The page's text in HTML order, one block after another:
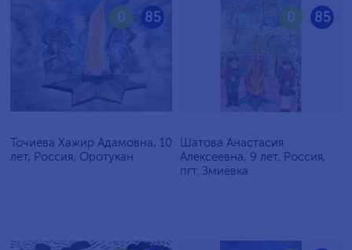
85
0
Точиева Хажир Адамовна, 10
лет, Россия, Оротукан
85
0
Шатова Анастасия
Алексеевна, 9 лет, Россия,
пгт. Змиёвка